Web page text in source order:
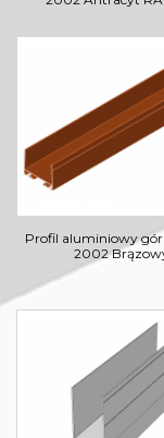
Profil aluminiowy
2002